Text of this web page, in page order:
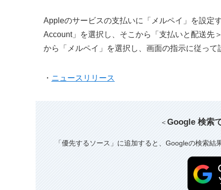
Appleのサービスの支払いに「メルペイ」を設定
Account」を選択し、そこから「支払いと配送先
から「メルペイ」を選択し、画面の指示に従って
・ ニュースリリース
＜Google 検索
「優先するソース」に追加すると、Googleの検索